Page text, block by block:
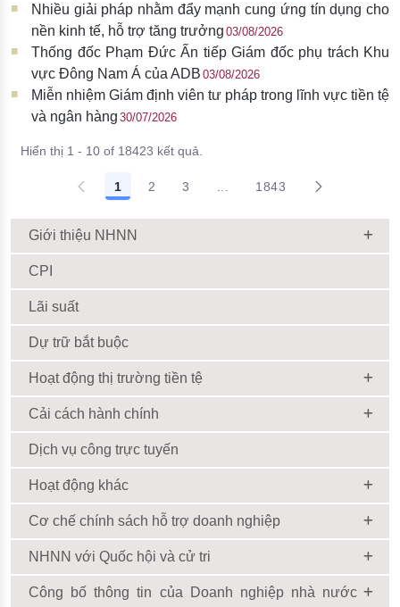
Nhiều giải pháp nhằm đẩy mạnh cung ứng tín dụng cho
nền kinh tế, hỗ trợ tăng trưởng 03/08/2026
Thống đốc Phạm Đức Ấn tiếp Giám đốc phụ trách Khu
vực Đông Nam Á của ADB 03/08/2026
Miễn nhiệm Giám định viên tư pháp trong lĩnh vực tiền tệ
và ngân hàng 30/07/2026
Hiển thị 1 - 10 of 18423 kết quả.
1 2 3 1843
Giới thiệu NHNN
CPI
Lãi suất
Dự trữ bắt buộc
Hoạt động thị trường tiền tệ
Cải cách hành chính
Dịch vụ công trực tuyến
Hoạt động khác
Cơ chế chính sách hỗ trợ doanh nghiệp
NHNN với Quốc hội và cử tri
Công bố thông tin của Doanh nghiệp nhà nước